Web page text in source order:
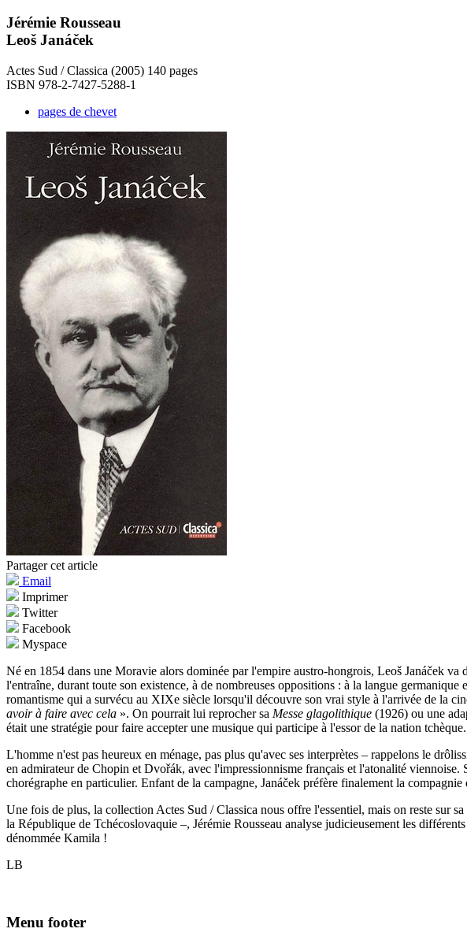
Jérémie Rousseau
Leoš Janáček
Actes Sud / Classica (2005) 140 pages
ISBN 978-2-7427-5288-1
pages de chevet
Partager cet article
Email
Imprimer
Twitter
Facebook
Myspace
Né en 1854 dans une Moravie alors dominée par l'empire austro-hongrois, Leoš Janáček
l'entraîne, durant toute son existence, à de nombreuses oppositions : à la langue
romantisme qui a survécu au XIXe siècle lorsqu'il découvre son vrai style à l'arrivée de la
avoir à faire avec cela ». On pourrait lui reprocher sa Messe glagolithique (1926) ou une
était une stratégie pour faire accepter une musique qui participe à l'essor de la nation tchèque.
L'homme n'est pas heureux en ménage, pas plus qu'avec ses interprètes – rappelons le
en admirateur de Chopin et Dvořák, avec l'impressionnisme français et l'atonalité
chorégraphe en particulier. Enfant de la campagne, Janáček préfère finalement la
Une fois de plus, la collection Actes Sud / Classica nous offre l'essentiel, mais on reste sur
la République de Tchécoslovaquie –, Jérémie Rousseau analyse judicieusement les
dénommée Kamila !
LB
Menu footer